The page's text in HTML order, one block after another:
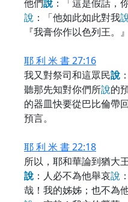
他們說 ：「這是假話，
說 ：「他如此如此對我
『我膏你作以色列王。』
耶 利 米 書 27:16
我又對祭司和這眾民說
聽那先知對你們所說的
的器皿快要從巴比倫帶
預言。
耶 利 米 書 22:18
所以，耶和華論到猶大
說 ：人必不為他舉哀說
哉！我的姊姊；也不為